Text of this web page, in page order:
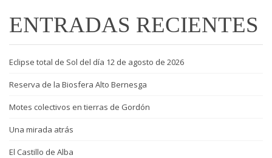
ENTRADAS RECIENTES
Eclipse total de Sol del día 12 de agosto de 2026
Reserva de la Biosfera Alto Bernesga
Motes colectivos en tierras de Gordón
Una mirada atrás
El Castillo de Alba